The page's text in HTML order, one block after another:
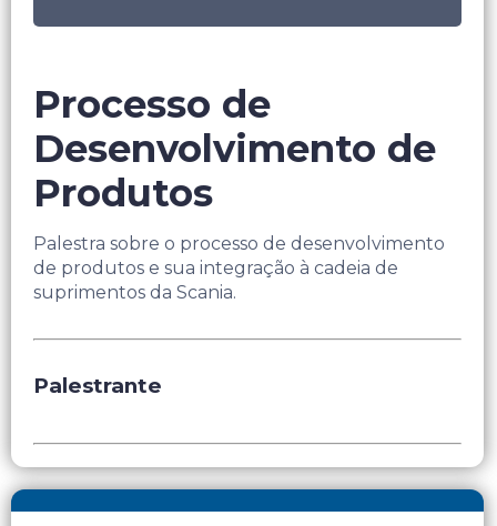
Processo de
Desenvolvimento de
Produtos
Palestra sobre o processo de desenvolvimento
de produtos e sua integração à cadeia de
suprimentos da Scania.
Palestrante